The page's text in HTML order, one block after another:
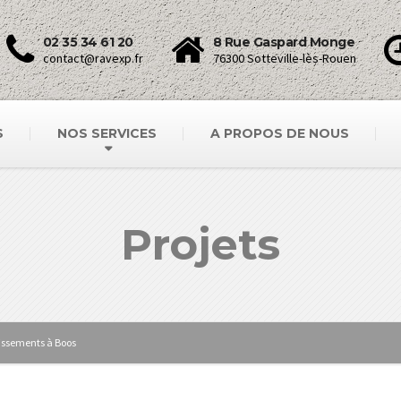
02 35 34 61 20
contact@ravexp.fr
8 Rue Gaspard Monge
76300 Sotteville-lès-Rouen
NOS SERVICES A PROPOS DE NOUS
Projets
à Boos